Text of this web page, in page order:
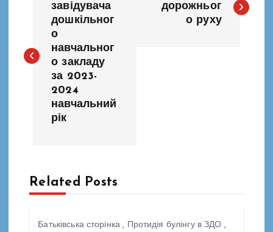
в
завідувача
дошкільног
о
навчальног
о закладу
за 2023-
2024
навчальний
рік
дорожньог
о руху
Related Posts
Батьківська сторінка , Протидія булінгу в ЗДО ,